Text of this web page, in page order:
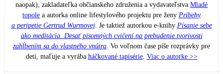
naopak), zakladateľka občianskeho združenia a vydavateľstva Mladé
topole a autorka online lifestylového projektu pre ženy Príbehy
a peripetie Gertrud Wurmovej. Je taktiež autorkou e-knihy Písanie sebe
ako meditácia. Desať písomných cvičení na prebudenie tvorivosti
zahĺbením sa do vlastného vnútra . Vo voľnom čase píše rozprávky pre
deti, maľuje a vyrába háčkované tapisérie. Viac o autorke >>